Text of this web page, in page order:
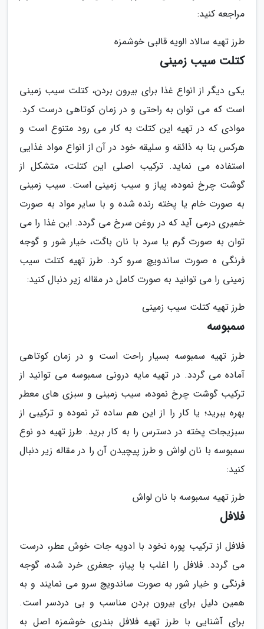
مراجعه کنید:
طرز تهیه سالاد الویه قالبی خوشمزه
کتلت سیب زمینی
یکی دیگر از انواع غذا برای بیرون بردن، کتلت سیب زمینی
است که می توان به راحتی و در زمان کوتاهی درست کرد.
موادی که در تهیه این کتلت به کار می رود متنوع است و
هرکس بنا به ذائقه و سلیقه خود در آن از انواع مواد غذایی
استفاده می نماید. ترکیب اصلی این کتلت، متشکل از
گوشت چرخ نموده، پیاز و سیب زمینی است. سیب زمینی
به صورت خام یا پخته رنده شده و با سایر مواد به صورت
خمیری درمی آید که در روغن سرخ می گردد. این غذا را می
توان به صورت گرم یا سرد با نان باگت، خیار شور و گوجه
فرنگی ه صورت ساندویچ سرو کرد. طرز تهیه کتلت سیب
زمینی را می توانید به صورت کامل در مقاله زیر دنبال کنید:
طرز تهیه کتلت سیب زمینی
سمبوسه
طرز تهیه سمبوسه بسیار راحت است و در زمان کوتاهی
آماده می گردد. در تهیه مایه درونی سمبوسه می توانید از
ترکیب گوشت چرخ نموده، سیب زمینی و سبزی های معطر
بهره ببرید؛ یا کار را از این هم ساده تر نموده و ترکیبی از
سبزیجات پخته در دسترس را به کار برید. طرز تهیه دو نوع
سمبوسه با نان لواش و طرز پیچیدن آن را در مقاله زیر دنبال
کنید:
طرز تهیه سمبوسه با نان لواش
فلافل
فلافل از ترکیب پوره نخود با ادویه جات خوش عطر، درست
می گردد. فلافل را اغلب با پیاز، جعفری خرد شده، گوجه
فرنگی و خیار شور به صورت ساندویچ سرو می نمایند و به
همین دلیل برای بیرون بردن مناسب و بی دردسر است.
برای آشنایی با طرز تهیه فلافل بندری خوشمزه اصل به